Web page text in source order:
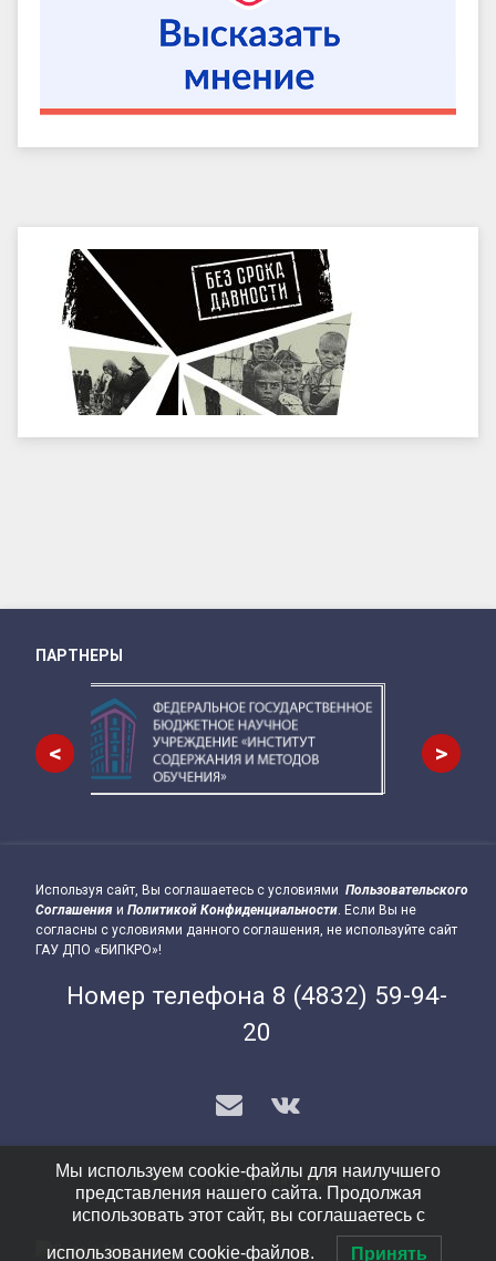
Снизу
ПАРТНЕРЫ
< >
Подвал сайта → влево
Используя сайт, Вы соглашаетесь с условиями Пользовательского
Соглашения и Политикой Конфиденциальности. Если Вы не
согласны с условиями данного соглашения, не используйте сайт
ГАУ ДПО «БИПКРО»!
Номер телефона 8 (4832) 59-94-
20
E-mail
VK
© БИПКРО. Все права защищены.
Подвал сайта → вправо
Мы используем cookie-файлы для наилучшего
представления нашего сайта. Продолжая
использовать этот сайт, вы соглашаетесь с
использованием cookie-файлов. Принять